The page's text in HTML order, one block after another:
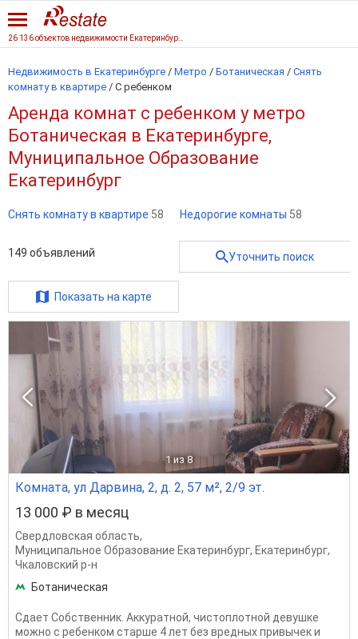
Недвижимость в Екатеринбурге / Метро / Ботаническая / Снять
комнату в квартире / С ребенком
Аренда комнат с ребенком у метро
Ботаническая в Екатеринбурге,
Муниципальное Образование
Екатеринбург
Снять комнату в квартире 58 Недорогие комнаты 58
149 объявлений Уточнить поиск
Показать на карте
1 из 8
Комната, ул Дарвина, 2, д. 2, 57 м², 2/9 эт.
13 000 ₽ в месяц
Свердловская область,
Муниципальное Образование Екатеринбург, Екатеринбург,
Чкаловский р-н
Ботаническая
Сдает Собственник. Аккуратной, чистоплотной девушке
можно с ребенком старше 4 лет без вредных привычек и